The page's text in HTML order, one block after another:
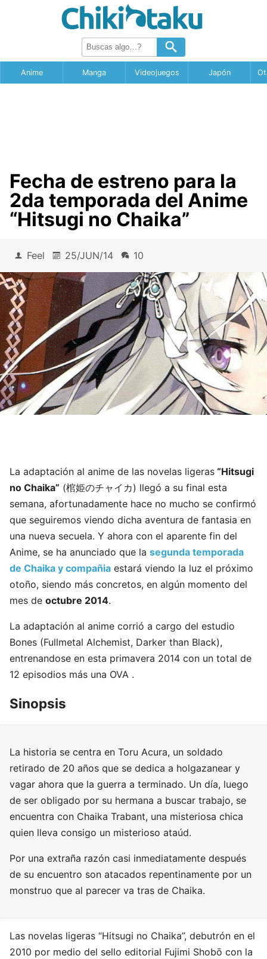
Anime Manga Videojuegos Japón
Fecha de estreno para la
2da temporada del Anime
“Hitsugi no Chaika”
Feel 25/JUN/14 10
La adaptación al anime de las novelas ligeras “Hitsugi
no Chaika” (棺姫のチャイカ) llegó a su final esta
semana, afortunadamente hace no mucho se confirmó
que seguiremos viendo dicha aventura de fantasia en
una nueva secuela. Y ahora con el aparente fin del
Anime, se ha anunciado que la segunda temporada
de Chaika y compañia estará viendo la luz el próximo
otoño, siendo más concretos, en algún momento del
mes de octubre 2014.
La adaptación al anime corrió a cargo del estudio
Bones (Fullmetal Alchemist, Darker than Black),
entrenandose en esta primavera 2014 con un total de
12 episodios más una OVA .
Sinopsis
La historia se centra en Toru Acura, un soldado
retirado de 20 años que se dedica a holgazanear y
vagar ahora que la guerra a terminado. Un día, luego
de ser obligado por su hermana a buscar trabajo, se
encuentra con Chaika Trabant, una misteriosa chica
quien lleva consigo un misterioso ataúd.
Por una extraña razón casi inmediatamente después
de su encuentro son atacados repentinamente por un
monstruo que al parecer va tras de Chaika.
Las novelas ligeras “Hitsugi no Chaika”, debutrón en el
2010 por medio del sello editorial Fujimi Shobō con la